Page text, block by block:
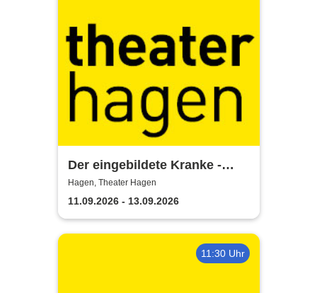
Der eingebildete Kranke -
Theater Hagen
Hagen, Theater Hagen
11.09.2026 - 13.09.2026
11:30 Uhr